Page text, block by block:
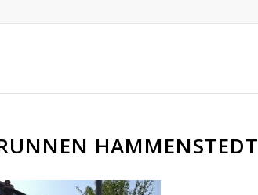
HAMMENSTEDT